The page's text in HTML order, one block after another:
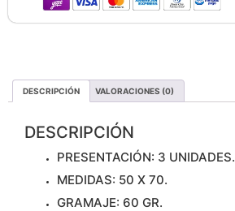
DESCRIPCIÓN VALORACIONES (0)
DESCRIPCIÓN
PRESENTACIÓN: 3 UNIDADES.
MEDIDAS: 50 X 70.
GRAMAJE: 60 GR.